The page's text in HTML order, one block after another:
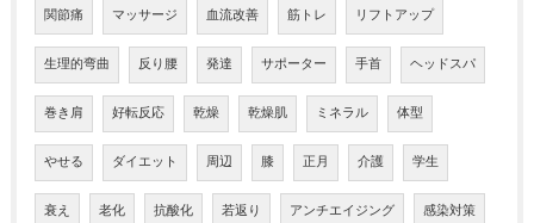
関節痛 マッサージ 血流改善 筋トレ リフトアップ
生理的弯曲 反り腰 発達 サポーター 手首 ヘッドスパ
巻き肩 好転反応 乾燥 乾燥肌 ミネラル 体型
やせる ダイエット 周辺 膝 正月 介護 学生
衰え 老化 抗酸化 若返り アンチエイジング 感染対策